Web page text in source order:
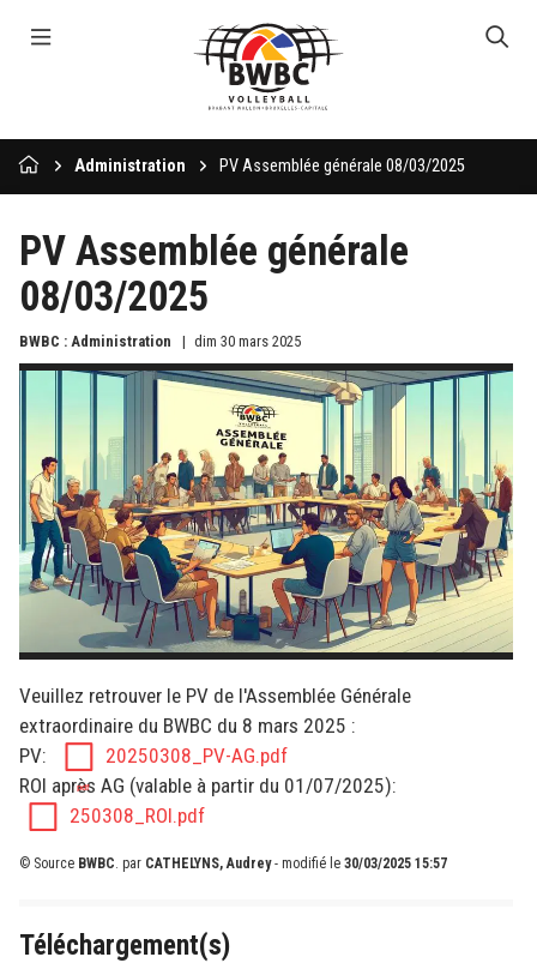
Administration PV Assemblée générale 08/03/2025
PV Assemblée générale
08/03/2025
BWBC : Administration dim 30 mars 2025
Veuillez retrouver le PV de l'Assemblée Générale
extraordinaire du BWBC du 8 mars 2025 :
PV:
20250308_PV-AG.pdf
ROI après AG (valable à partir du 01/07/2025):
250308_ROI.pdf
© Source BWBC par CATHELYNS, Audrey- modifié le 30/03/2025 15:57
Téléchargement(s)